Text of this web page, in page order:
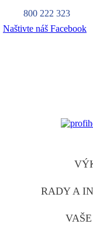
800 222 323
Naštivte náš Facebook
RADY A